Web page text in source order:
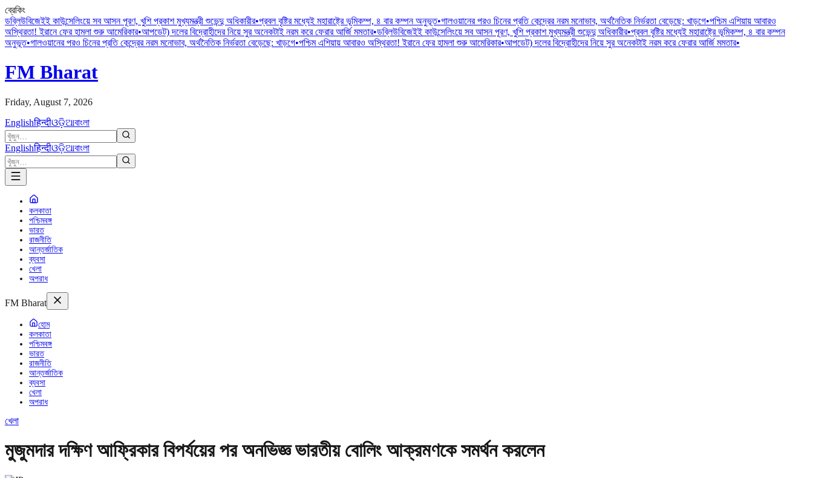
ব্রেকিং
ডব্লিউবিজেইই কাউন্সেলিংয়ে সব আসন পূরণ, খুশি প্রকাশ মুখ্যমন্ত্রী শুভেন্দু অধিকারীর•প্রবল বৃষ্টির মধ্যেই মহারাষ্ট্রে ভূমিকম্প, ৪ বার কম্পন অনুভূত•গালওয়ানের পরও চিনের প্রতি কেন্দ্রের নরম মনোভাব, অর্থনৈতিক নির্ভরতা বেড়েছে: খাড়গে•পশ্চিম এশিয়ায় আবারও
অস্থিরতা! ইরানে ফের হামলা শুরু আমেরিকার•আপডেট) দলের বিদ্রোহীদের নিয়ে সুর অনেকটাই নরম করে ফেরার আর্জি মমতার•ডব্লিউবিজেইই কাউন্সেলিংয়ে সব আসন পূরণ, খুশি প্রকাশ মুখ্যমন্ত্রী শুভেন্দু অধিকারীর•প্রবল বৃষ্টির মধ্যেই মহারাষ্ট্রে ভূমিকম্প, ৪ বার কম্পন
অনুভূত•গালওয়ানের পরও চিনের প্রতি কেন্দ্রের নরম মনোভাব, অর্থনৈতিক নির্ভরতা বেড়েছে: খাড়গে•পশ্চিম এশিয়ায় আবারও অস্থিরতা! ইরানে ফের হামলা শুরু আমেরিকার•আপডেট) দলের বিদ্রোহীদের নিয়ে সুর অনেকটাই নরম করে ফেরার আর্জি মমতার•
FM Bharat
Friday, August 7, 2026
Englishहिन्दीଓଡ଼ିଆবাংলা
Englishहिन्दीଓଡ଼ିଆবাংলা
কলকাতা
পশ্চিমবঙ্গ
ভারত
রাজনীতি
আন্তর্জাতিক
ব্যবসা
খেলা
অপরাধ
FM Bharat
হোম
কলকাতা
পশ্চিমবঙ্গ
ভারত
রাজনীতি
আন্তর্জাতিক
ব্যবসা
খেলা
অপরাধ
খেলা
মুজুমদার দক্ষিণ আফ্রিকার বিপর্যয়ের পর অনভিজ্ঞ ভারতীয় বোলিং আক্রমণকে সমর্থন করলেন